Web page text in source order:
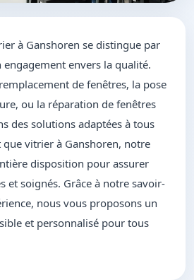
à Ganshoren se distingue par
envers la qualité.
de fenêtres, la pose
ou la réparation de fenêtres
des solutions adaptées à tous
que vitrier à Ganshoren, notre
disposition pour assurer
et soignés. Grâce à notre savoir-
nous vous proposons un
et personnalisé pour tous